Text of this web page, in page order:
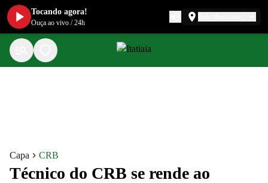
Capa CRB
Técnico do CRB se rende ao
Tocando agora!
Ouça ao vivo /24h